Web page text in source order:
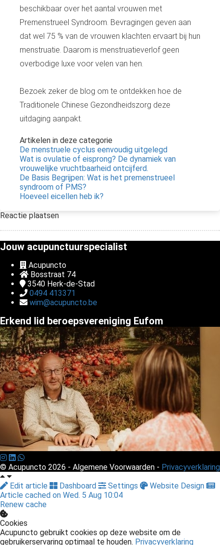
beschikbaar over het aantal vrouwen met
Premenstrueel Syndroom. Bevragingen geven aan
dat wel 75 % van de vrouwen klachten ervaart bij hun
menstruatie. Daarom is menstruatieverlof geen
overbodige luxe voor velen van hen.
Bezoek zeker de blog om te ontdekken hoe de
Traditionele Chinese Gezondheidszorg deze
uitdaging aanpakt.
Artikelen in deze categorie
De menstruele cyclus eenvoudig uitgelegd
Wat is ovulatie of eisprong? De dynamiek van
vrouwelijke vruchtbaarheid ontcijferd.
De Basis Begrijpen: Wat is het premenstrueel
syndroom of PMS?
Hoeveel eicellen heb ik?
Reactie plaatsen
Jouw acupunctuurspecialist
Acupuncto
Bosstraat 74
3540 Herk-de-Stad
0494 413371
wim@acupuncto.be
Erkend lid beroepsvereniging Eufom
© Acupuncto 2026 - Algemene Voorwaarden - Privacyverklaring
Edit article
Dashboard Settings
Website Design
Article cached on Wed. 5 Aug 10:04
Renew cache
Cookies
Acupuncto gebruikt cookies op deze website om de
gebruikerservaring optimaal te houden. Privacyverklaring